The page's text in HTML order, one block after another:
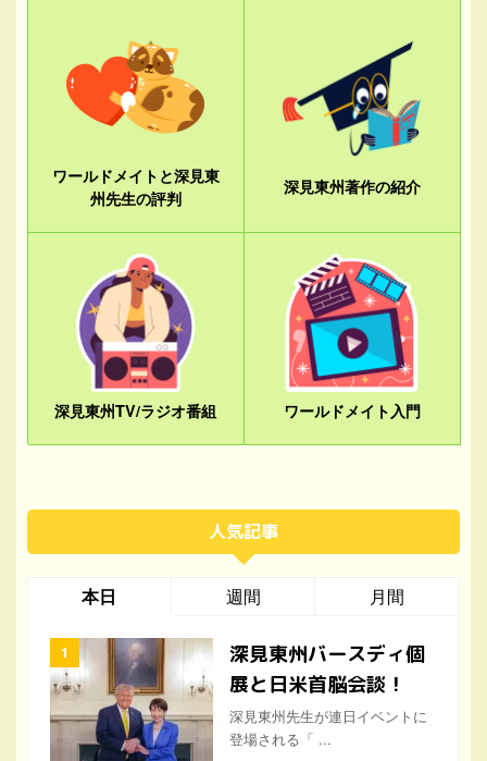
ワールドメイトと深見東
州先生の評判
深見東州著作の紹介
深見東州TV/ラジオ番組 ワールドメイト入門
人気記事
本日 週間 月間
深見東州バースディ個
展と日米首脳会談！
深見東州先生が連日イベントに
登場される「 ...